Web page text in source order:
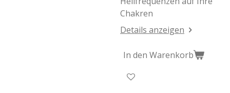
Chakren
Details anzeigen
In den Warenkorb